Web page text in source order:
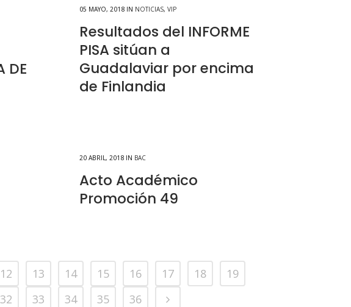
05 MAYO, 2018 IN NOTICIAS, VIP
Resultados del INFORME
PISA sitúan a
Guadalaviar por encima
de Finlandia
DE
20 ABRIL, 2018 IN BAC
Acto Académico
Promoción 49
12 13 14 15 16 17 18
19
32 33 34 35 36